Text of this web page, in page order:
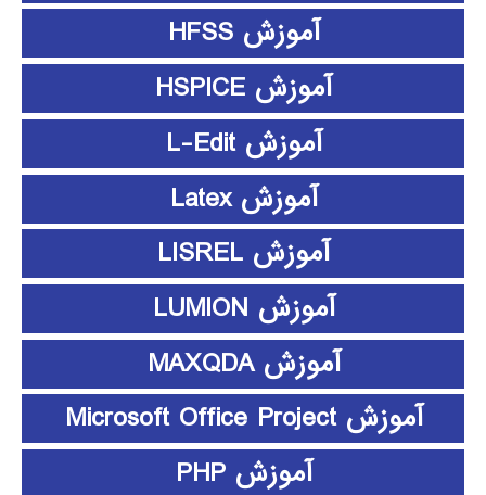
آموزش HFSS
آموزش HSPICE
آموزش L-Edit
آموزش Latex
آموزش LISREL
آموزش LUMION
آموزش MAXQDA
آموزش Microsoft Office Project
آموزش PHP